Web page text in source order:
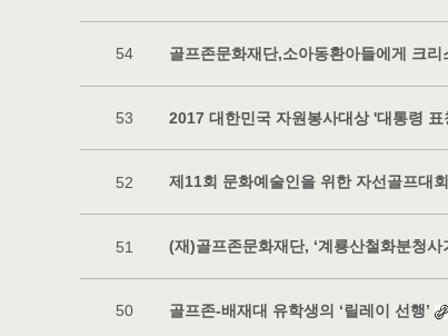
54 골프존문화재단,소아동환아들에게 크리
53 2017 대한민국 자원봉사대상 '대통령 표
52 제11회 문화예술인을 위한 자선골프대회
51 (재)골프존문화재단, ‘계룡산철화분청
50 골프존-배재대 유학생의 ‘릴레이 선행’